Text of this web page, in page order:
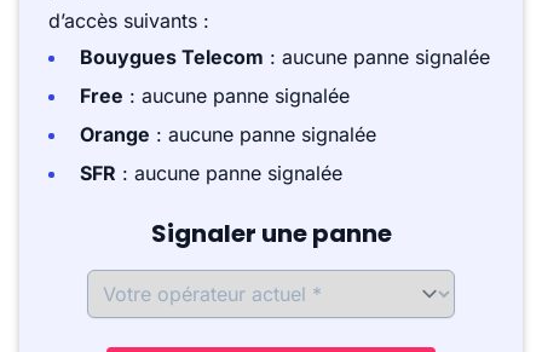
d’accès suivants :
Bouygues Telecom : aucune panne signalée
Free : aucune panne signalée
Orange : aucune panne signalée
SFR : aucune panne signalée
Signaler une panne